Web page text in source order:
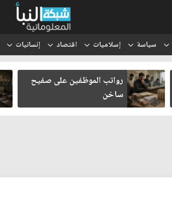
سياسة إسلاميات اقتصاد إنسانيات
رواتب الموظفين على صفيح
ساخن